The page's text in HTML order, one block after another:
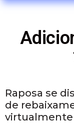
Raposa se
de
virtualmente